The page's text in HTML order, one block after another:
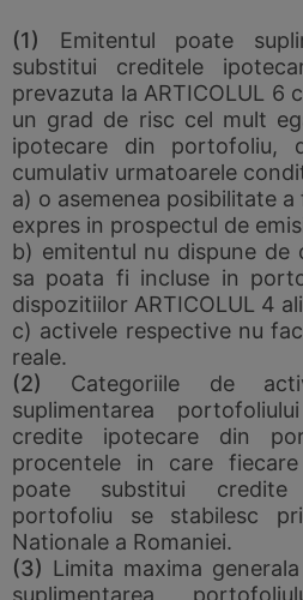
(1) Emitentul poate
substitui creditele
prevazuta la ARTICOLUL 6
un grad de risc cel mult
ipotecare din portofoliu,
cumulativ urmatoarele
a) o asemenea posibilitate
expres in prospectul de
b) emitentul nu dispune de
sa poata fi incluse in
dispozitiilor ARTICOLUL 4
c) activele respective nu
reale.
(2) Categoriile de
suplimentarea
credite ipotecare din
procentele in care
poate substitui credite
portofoliu se stabilesc
Nationale a Romaniei.
(3) Limita maxima
suplimentarea